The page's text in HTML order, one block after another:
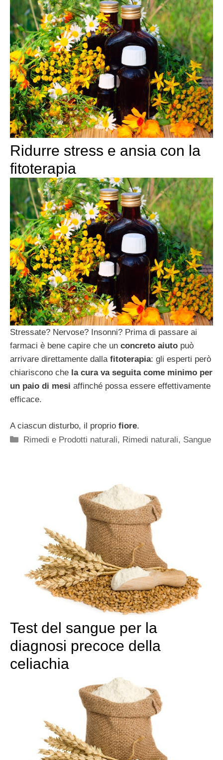
Ridurre stress e ansia con la
fitoterapia
Stressate? Nervose? Insonni? Prima di passare ai
farmaci è bene capire che un concreto aiuto può
arrivare direttamente dalla fitoterapia: gli esperti però
chiariscono che la cura va seguita come minimo per
un paio di mesi affinché possa essere effettivamente
efficace.
A ciascun disturbo, il proprio fiore.
Categorie
Rimedi e Prodotti naturali, Rimedi naturali, Sangue
Test del sangue per la
diagnosi precoce della
celiachia